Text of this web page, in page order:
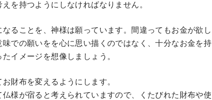
を持つようにしなければなりません。
ることを、神様は願っています。間違ってもお金が欲し
での願いをを心に思い描くのではなく、十分なお金を持
イメージを想像しましょう。
財布を変えるようにします。
様が宿ると考えられていますので、くたびれた財布や使